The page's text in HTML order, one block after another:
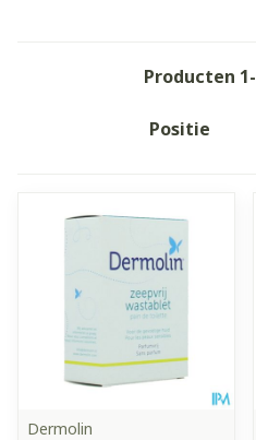
Producten 1-
Sorteer op:
Dermolin